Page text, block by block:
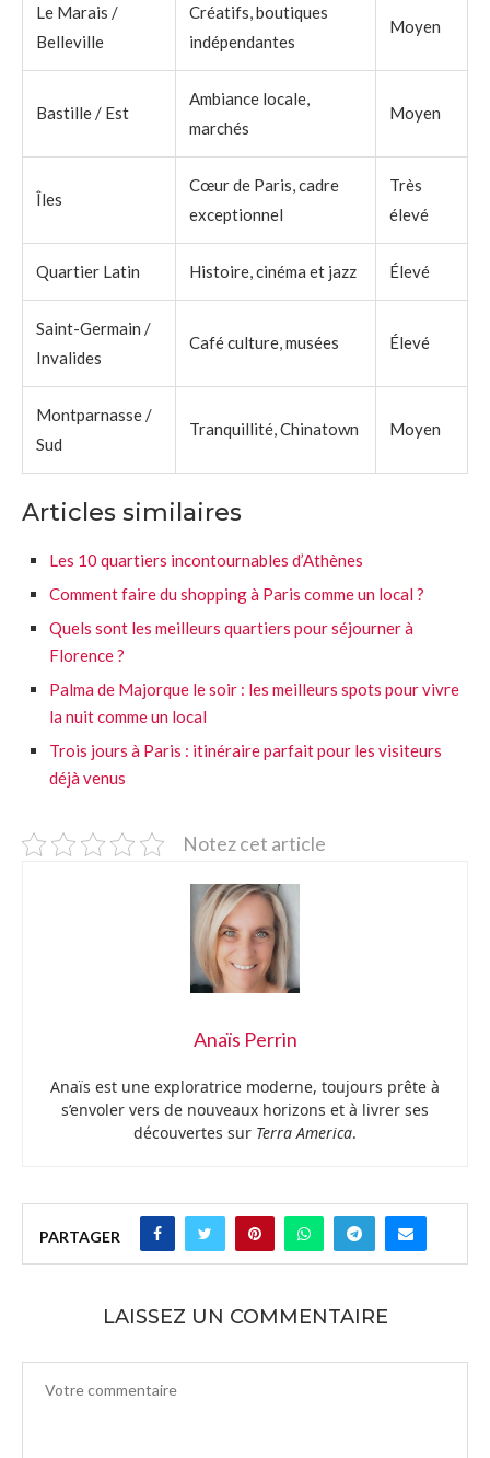
Le Marais /
Belleville
Créatifs, boutiques
indépendantes
Moyen
Bastille / Est
Ambiance locale,
marchés
Moyen
Îles
Cœur de Paris, cadre
exceptionnel
Très
élevé
Quartier Latin Histoire, cinéma et jazz Élevé
Saint-Germain /
Invalides
Café culture, musées Élevé
Montparnasse /
Sud
Tranquillité, Chinatown Moyen
Articles similaires
Les 10 quartiers incontournables d’Athènes
Comment faire du shopping à Paris comme un local ?
Quels sont les meilleurs quartiers pour séjourner à
Florence ?
Palma de Majorque le soir : les meilleurs spots pour vivre
la nuit comme un local
Trois jours à Paris : itinéraire parfait pour les visiteurs
déjà venus
Notez cet article
Anaïs Perrin
Anaïs est une exploratrice moderne, toujours prête à
s’envoler vers de nouveaux horizons et à livrer ses
découvertes sur Terra America.
PARTAGER
LAISSEZ UN COMMENTAIRE